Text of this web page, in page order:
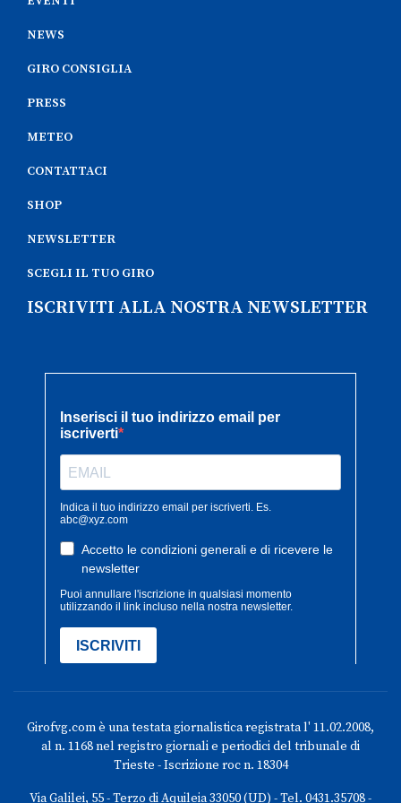
NEWS
GIRO CONSIGLIA
PRESS
METEO
CONTATTACI
SHOP
NEWSLETTER
SCEGLI IL TUO GIRO
ISCRIVITI ALLA NOSTRA NEWSLETTER
Girofvg.com è una testata giornalistica registrata l' 11.02.2008,
al n. 1168 nel registro giornali e periodici del tribunale di
Trieste - Iscrizione roc n. 18304
Via Galilei, 55 - Terzo di Aquileia 33050 (UD) - Tel. 0431.35708 -